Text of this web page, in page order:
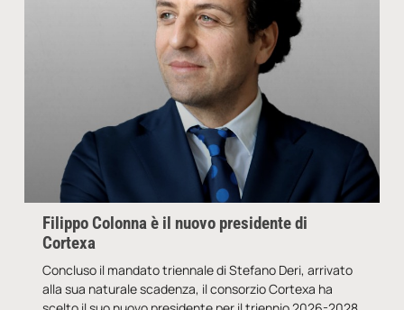
Filippo Colonna è il nuovo presidente di
Cortexa
Concluso il mandato triennale di Stefano Deri, arrivato
alla sua naturale scadenza, il consorzio Cortexa ha